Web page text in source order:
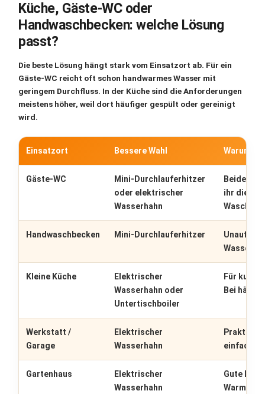
Küche, Gäste-WC oder
Handwaschbecken: welche Lösung
passt?
Die beste Lösung hängt stark vom Einsatzort ab. Für ein
Gäste-WC reicht oft schon handwarmes Wasser mit
geringem Durchfluss. In der Küche sind die Anforderungen
meistens höher, weil dort häufiger gespült oder gereinigt
wird.
Einsatzort Bessere Wahl Warum?
Gäste-WC
Mini-Durchlauferhitzer
oder elektrischer
Wasserhahn
Beide
ihr die
Handwaschbecken Mini-Durchlauferhitzer
Kleine Küche
Elektrischer
Wasserhahn oder
Untertischboiler
Für kurze
Bei
Werkstatt /
Garage
Elektrischer
Wasserhahn
Gartenhaus
Elektrischer
Wasserhahn
Gute